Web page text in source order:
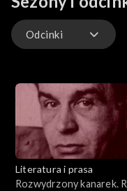
także około 60 wierszy
na tym polu został
Na koniec reportażu
Odcinki
Literatura i prasa
Rozwydrzony kanarek.